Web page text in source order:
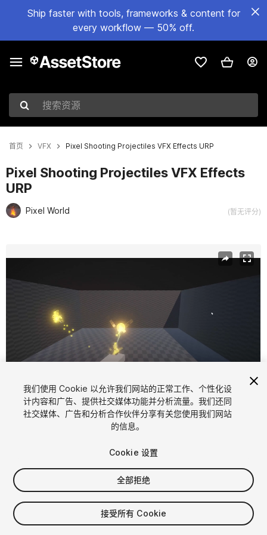
Ship faster with tools, frameworks & content for
every workflow — 50% off.
搜索资源
首页 VFX Pixel Shooting Projectiles VFX Effects URP
Pixel Shooting Projectiles VFX Effects
URP
Pixel World (暂无评分)
1/7
$5.99
增值税将在结算时计算
我们使用 Cookie 以允许我们网站的正常工作、个性化设
计内容和广告、提供社交媒体功能并分析流量。我们还同
社交媒体、广告和分析合作伙伴分享有关您使用我们网站
的信息。
Cookie 设置
全部拒绝
接受所有 Cookie